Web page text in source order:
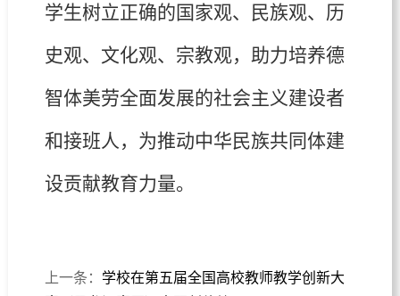
学生树立正确的国家观、民族观、历
史观、文化观、宗教观，助力培养德
智体美劳全面发展的社会主义建设者
和接班人，为推动中华民族共同体建
设贡献教育力量。
上一条： 学校在第五届全国高校教师教学创新大